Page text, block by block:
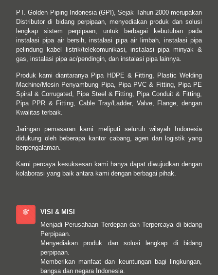
PT. Golden Piping Indonesia (GPI), Sejak Tahun 2000 merupakan
Distributor di bidang perpipaan, menyediakan produk dan solusi
lengkap sistem perpipaan, untuk berbagai kebutuhan pada
instalasi pipa air bersih, instalasi pipa air limbah, instalasi pipa
pelindung kabel listrik/telekomunikasi, instalasi pipa minyak &
gas, instalasi pipa ac/pendingin, dan instalasi pipa lainnya.
Produk kami diantaranya Pipa HDPE & Fitting, Plastic Welding
Machine/Mesin Penyambung Pipa, Pipa PVC & Fitting, Pipa PE
Spiral & Corrugated, Pipa Steel & Fitting, Pipa Conduit & Fitting,
Pipa PPR & Fitting, Cable Tray/Ladder, Valve, Flange, dengan
Kwalitas terbaik.
Jaringan pemasaran kami meliputi seluruh wilayah Indonesia
didukung oleh beberapa kantor cabang, agen dan logistik yang
berpengalaman.
Kami percaya kesuksesan kami hanya dapat diwujudkan dengan
kolaborasi yang baik antara kami dengan berbagai pihak.
VISI & MISI
Menjadi Perusahaan Terdepan dan Terpercaya di bidang
Perpipaan.
Menyediakan produk dan solusi lengkap di bidang
perpipaan.
Memberikan manfaat dan keuntungan bagi lingkungan,
bangsa dan negara Indonesia.